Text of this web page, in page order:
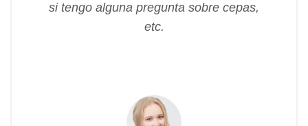
si tengo alguna pregunta sobre cepas,
etc.